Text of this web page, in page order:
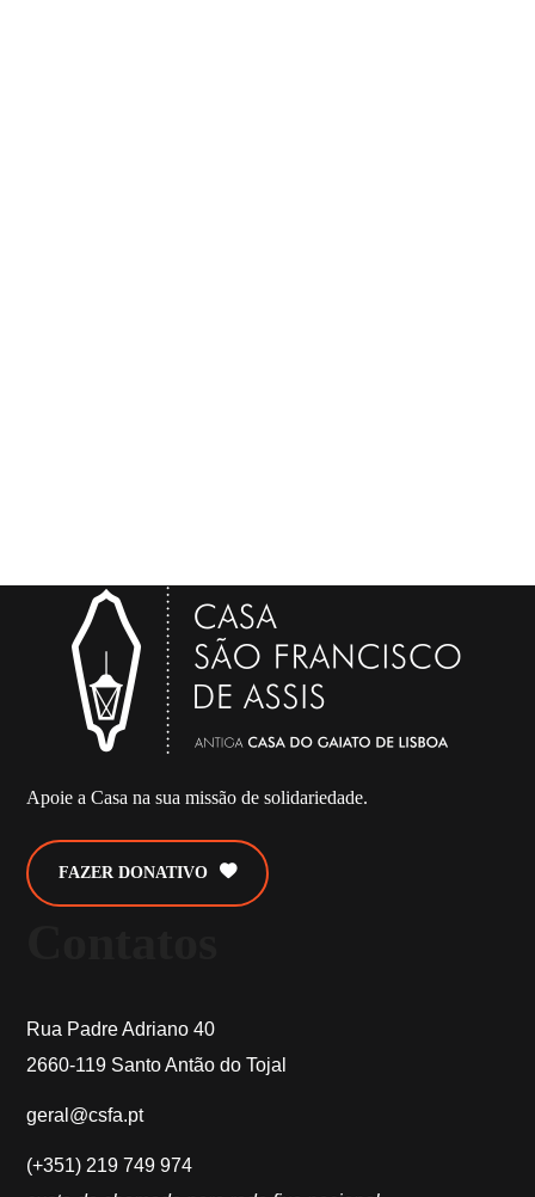
Apoie a Casa na sua missão de solidariedade.
FAZER DONATIVO
Rua Padre Adriano 40
2660-119 Santo Antão do Tojal
geral@csfa.pt
(+351) 219 749 974